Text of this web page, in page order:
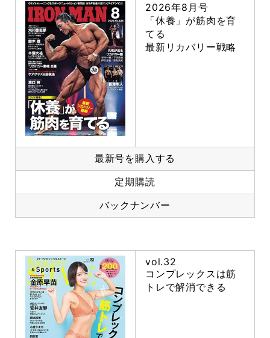
2026年8月号
「休養」が筋肉を育
てる
最新リカバリー戦略
最新号を購入する
定期購読
バックナンバー
vol.32
コンプレックスは筋
トレで解消できる